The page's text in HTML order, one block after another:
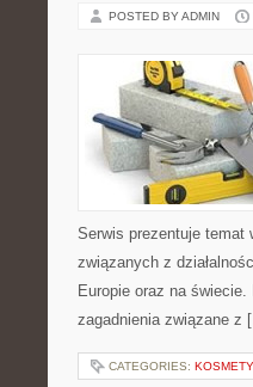
POSTED BY ADMIN
Serwis prezentuje temat
związanych z
Europie oraz na
zagadnienia związane z
CATEGORIES: